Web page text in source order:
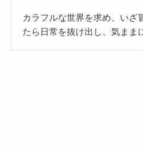
カラフルな世界を求め、いざ
たら日常を抜け出し、気まま